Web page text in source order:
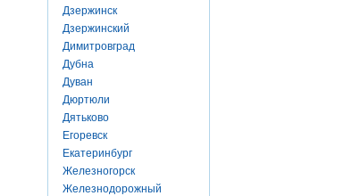
Дзержинск
Дзержинский
Димитровград
Дубна
Дуван
Дюртюли
Дятьково
Егоревск
Екатеринбург
Железногорск
Железнодорожный